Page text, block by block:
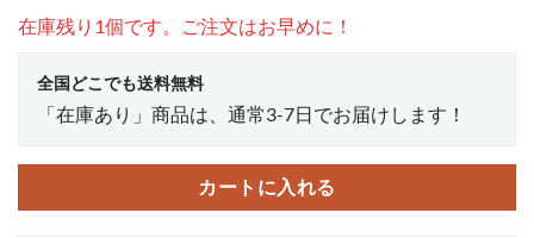
在庫残り1個です。ご注文はお早めに！
全国どこでも送料無料
「在庫あり」商品は、通常3-7日でお届けします！
カートに入れる